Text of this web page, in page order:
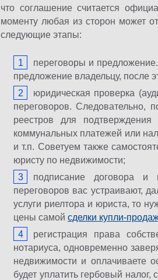
что соглашение считается
моменту любая из сторон может
следующие этапы:
переговоры и
предложение владельцу, после
юридическая проверка
переговоров. Следовательно,
реестров для подтверждения
коммунальных платежей или
и т.п. Советуем также
юристу по недвижимости;
подписание договора и
переговоров вас устраивают,
услуги риелтора и юриста, то
цены самой сделки купли-
регистрация права
нотариуса, одновременно
недвижимости и оплачиваете
будет уплатить гербовый